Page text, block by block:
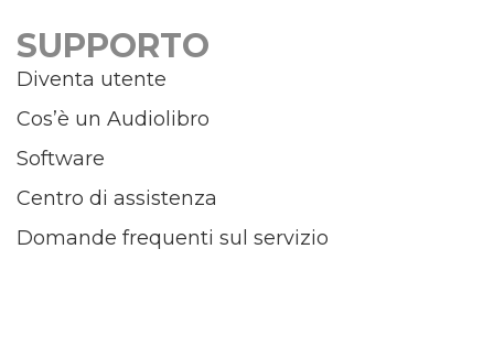
SUPPORTO
Diventa utente
Cos’è un Audiolibro
Software
Centro di assistenza
Domande frequenti sul servizio